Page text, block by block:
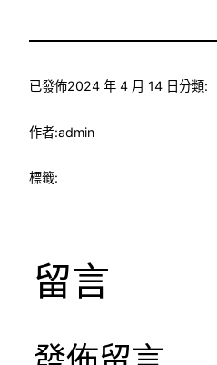
已發佈2024 年 4 月 14 日分類:
作者:admin
標籤:
留言